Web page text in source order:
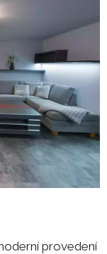
provedení